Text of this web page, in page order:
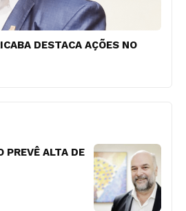
DESTACA AÇÕES NO
PREVÊ ALTA DE